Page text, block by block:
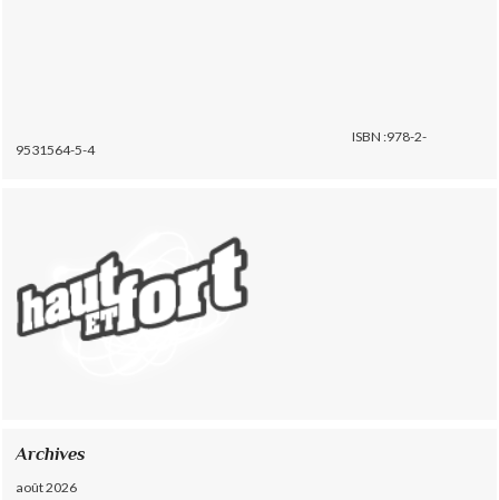
ISBN :978-2-
9531564-5-4
Archives
août 2026